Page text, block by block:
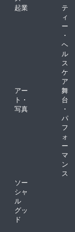
起業
テ
ィ
ー
・
ヘ
ル
ス
ケ
ア
アー
ト・
写真
舞
台
・
パ
フ
ォ
ー
マ
ン
ス
ソー
シャ
ル
グッ
ド